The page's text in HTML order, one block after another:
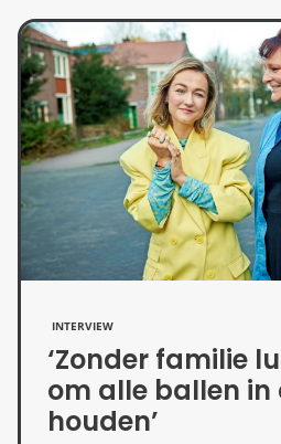
INTERVIEW
‘Zonder familie
om alle ballen
houden’